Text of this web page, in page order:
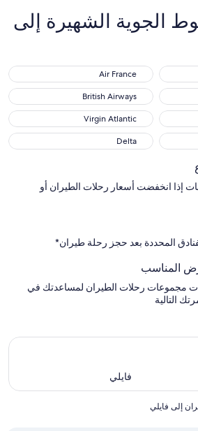
الجوية الشهيرة إلى
Air France
Air France
British Airways
British Airways
Virgin Atlantic
Virgin Atlantic
DeltaDelta
إذا انخفضت أسعار رحلات الطيران أو
المحددة بعد حجز رحلة طيران*
المناسب
مجموعات رحلات الطيران لمساعدتك في
التالية
فايلي
إلى فايلي